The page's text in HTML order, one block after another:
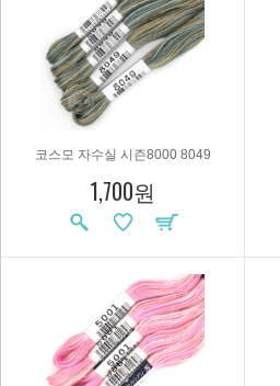
코스모 자수실 시즌8000 8049
1,700원